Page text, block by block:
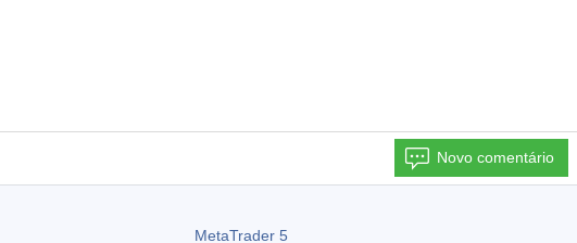
Novo comentário
MetaTrader 5